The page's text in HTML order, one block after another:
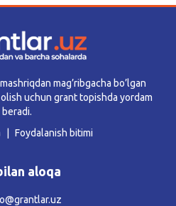
mag’ribgacha bo’lgan
uchun grant topishda yordam
beradi.
Foydalanish bitimi
aloqa